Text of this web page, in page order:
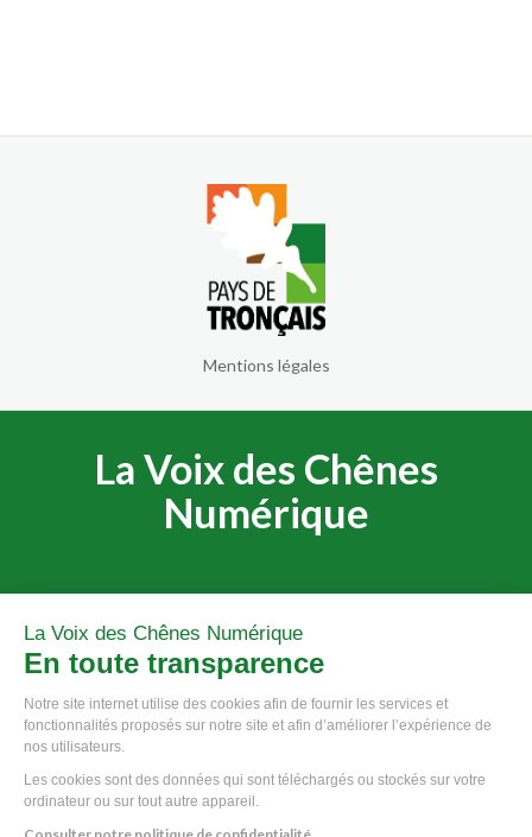
Mentions légales
La Voix des Chênes
Numérique
© 2020 - Communauté de Communes du Pays de Tronçais.
La Voix des Chênes Numérique
En toute transparence
Notre site internet utilise des cookies afin de fournir les services et
fonctionnalités proposés sur notre site et afin d’améliorer l’expérience de
nos utilisateurs.
Les cookies sont des données qui sont téléchargés ou stockés sur votre
ordinateur ou sur tout autre appareil.
Consulter notre politique de confidentialité